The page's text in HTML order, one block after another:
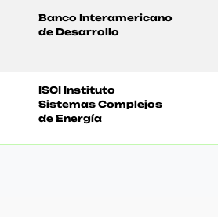
Banco Interamericano
de Desarrollo
ISCI Instituto
Sistemas Complejos
de Energía